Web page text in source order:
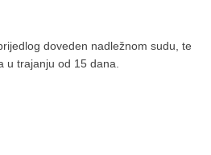
doveden nadležnom sudu, te
u trajanju od 15 dana.